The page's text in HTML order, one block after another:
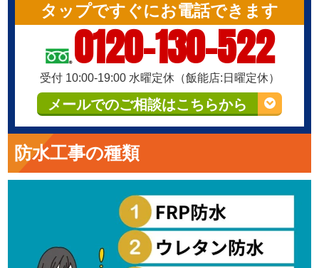
タップですぐにお電話できます
0120-130-522
受付 10:00-19:00 水曜定休（飯能店:日曜定休）
メールでのご相談はこちらから
防水工事の種類